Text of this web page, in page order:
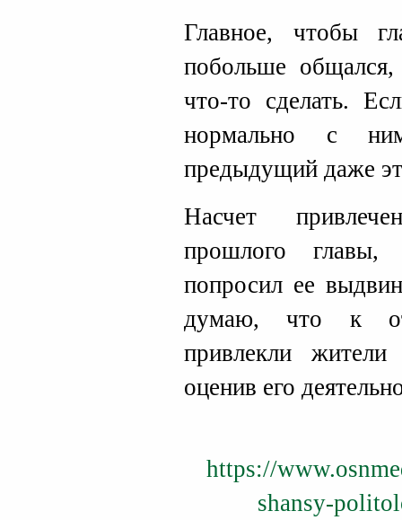
Главное, чтобы
побольше
что-то сделать.
нормально с
предыдущий даже
Насчет
прошлого
попросил ее
думаю, что к
привлекли
оценив его
https://
shansy-